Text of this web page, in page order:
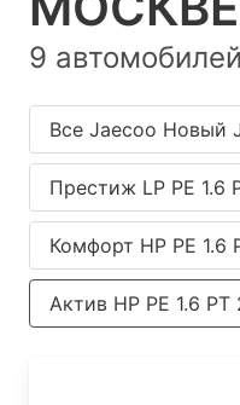
9
Все Jaecoo Новый
Престиж LP РЕ 1.6
Комфорт HP РЕ 1.6
Актив НР РЕ 1.6 РТ